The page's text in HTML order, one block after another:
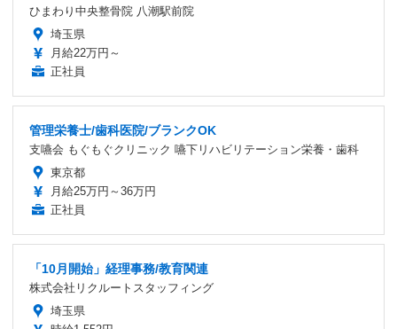
ひまわり中央整骨院 八潮駅前院
埼玉県
月給22万円～
正社員
管理栄養士/歯科医院/ブランクOK
支嚥会 もぐもぐクリニック 嚥下リハビリテーション栄養・歯科
東京都
月給25万円～36万円
正社員
「10月開始」経理事務/教育関連
株式会社リクルートスタッフィング
埼玉県